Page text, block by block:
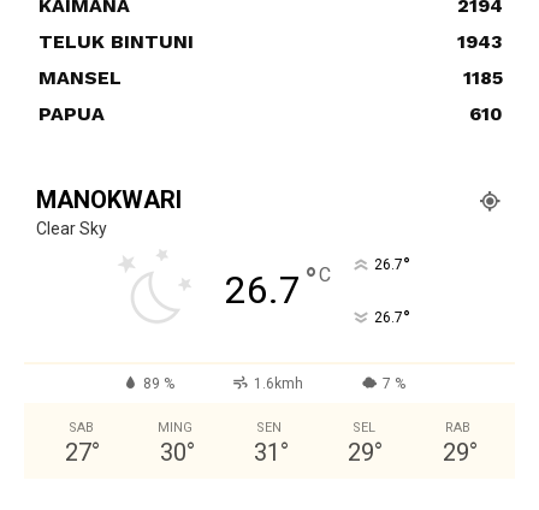
KAIMANA
2194
TELUK BINTUNI
1943
MANSEL
1185
PAPUA
610
MANOKWARI
Clear Sky
26.7 °C 26.7°
26.7°
89 % 1.6kmh 7 %
SAB
27°
MING
30°
SEN
31 °
SEL
29°
RAB
29°